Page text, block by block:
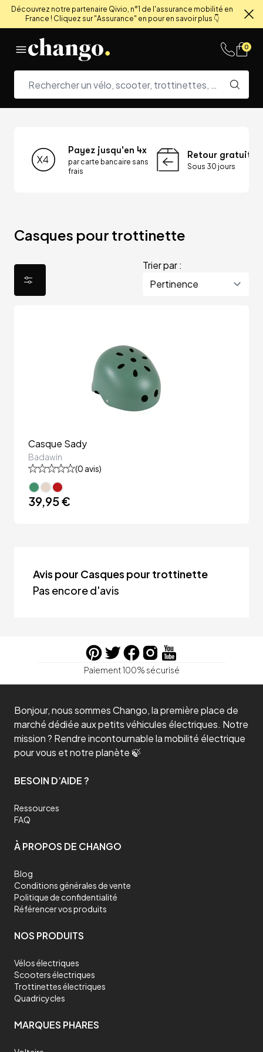
Découvrez notre partenaire Qivio, n°1 de l'assurance mobilité en
France ! Cliquez sur "Assurance" en pour en savoir plus 👇
0
Payez jusqu'en 4x
par carte bancaire sans
frais
Retour gratuit
Sous 30 jours
Casques pour trottinette
Trier par :
Casque Sady
Badawin
(0 avis)
39,95 €
Avis pour Casques pour trottinette
Pas encore d'avis
Paiement 100% sécurisé
Bonjour, nous sommes Chango, la première place de
marché dédiée aux petits véhicules électriques. Notre
mission ? Rendre incontournable la mobilité électrique
pour vous et notre planète 🍃
BESOIN D’AIDE ?
Ressources
FAQ
À PROPOS DE CHANGO
Blog
Conditions générales de vente
Politique de confidentialité
Référencer vos produits
NOS PRODUITS
Vélos électriques
Scooters électriques
Trottinettes électriques
Quadricycles
MARQUES PHARES